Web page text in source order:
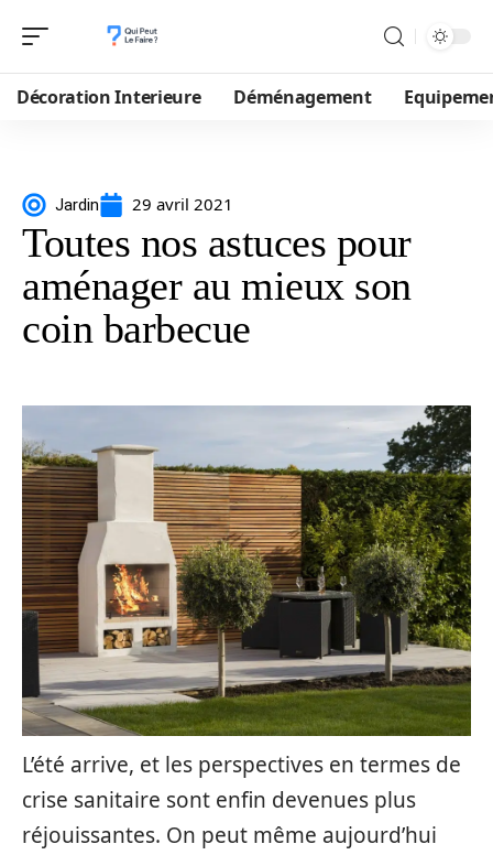
Décoration Interieure Déménagement
Jardin 29 avril 2021
Toutes nos astuces pour
aménager au mieux son
coin barbecue
L’été arrive, et les perspectives en termes de
crise sanitaire sont enfin devenues plus
réjouissantes. On peut même aujourd’hui